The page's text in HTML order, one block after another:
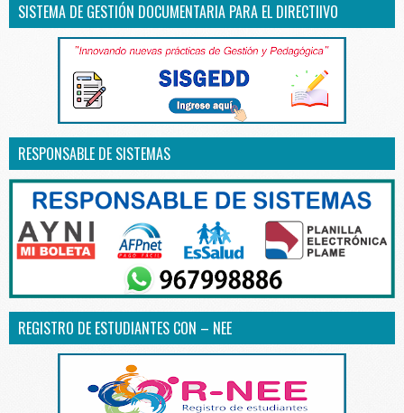
SISTEMA DE GESTIÓN DOCUMENTARIA PARA EL DIRECTIIVO
RESPONSABLE DE SISTEMAS
REGISTRO DE ESTUDIANTES CON – NEE